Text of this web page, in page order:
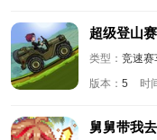
超级登山
类型： 竞速赛
版本： 5 时
舅舅带我